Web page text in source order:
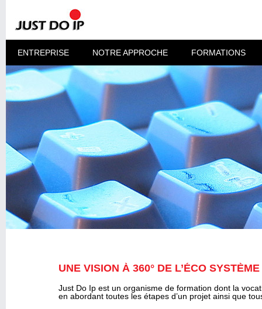
ENTREPRISE NOTRE APPROCHE FORMATIONS
UNE VISION À 360° DE L’ÉCO
Just Do Ip est un organisme de formation dont la
en abordant toutes les étapes d’un projet ainsi que